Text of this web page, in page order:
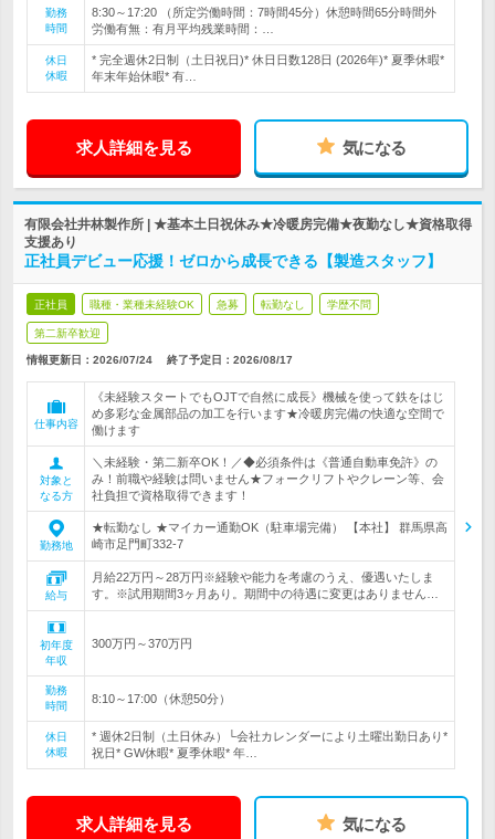
勤務
時間
8:30～17:20 （所定労働時間：7時間45分）休憩時間65分時間外
労働有無：有月平均残業時間：…
休日
休暇
* 完全週休2日制（土日祝日)* 休日日数128日 (2026年)* 夏季休暇*
年末年始休暇* 有…
求人詳細を見る 気になる
有限会社井林製作所 | ★基本土日祝休み★冷暖房完備★夜勤なし★資格取得
支援あり
正社員デビュー応援！ゼロから成長できる【製造スタッフ】
正社員 職種・業種未経験OK 急募 転勤なし 学歴不問
第二新卒歓迎
情報更新日：2026/07/24 終了予定日： 2026/08/17
仕事内容
《未経験スタートでもOJTで自然に成長》機械を使って鉄をはじ
め多彩な金属部品の加工を行います★冷暖房完備の快適な空間で
働けます
対象と
なる方
＼未経験・第二新卒OK！／◆必須条件は《普通自動車免許》の
み！前職や経験は問いません★フォークリフトやクレーン等、会
社負担で資格取得できます！
勤務地
★転勤なし ★マイカー通勤OK（駐車場完備） 【本社】 群馬県高
崎市足門町332-7
給与
月給22万円～28万円※経験や能力を考慮のうえ、優遇いたしま
す。※試用期間3ヶ月あり。期間中の待遇に変更はありません…
初年度
年収
300万円～370万円
勤務
時間
8:10～17:00（休憩50分）
休日
休暇
* 週休2日制（土日休み）└会社カレンダーにより土曜出勤日あり*
祝日* GW休暇* 夏季休暇* 年…
求人詳細を見る 気になる